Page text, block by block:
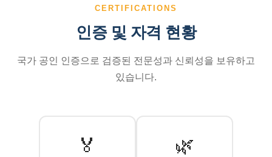
CERTIFICATIONS
인증 및 자격 현황
국가 공인 인증으로 검증된 전문성과 신뢰성을 보유하고
있습니다.
🏅 🌿